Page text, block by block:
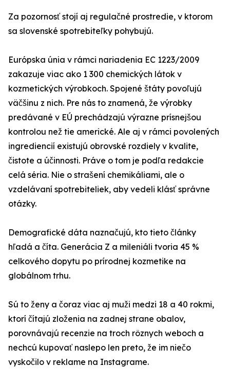
Za pozornosť stojí aj regulačné prostredie, v ktorom
sa slovenské spotrebiteľky pohybujú.
Európska únia v rámci nariadenia EC 1223/2009
zakazuje viac ako 1 300 chemických látok v
kozmetických výrobkoch. Spojené štáty povoľujú
väčšinu z nich. Pre nás to znamená, že výrobky
predávané v EÚ prechádzajú výrazne prísnejšou
kontrolou než tie americké. Ale aj v rámci povolených
ingrediencií existujú obrovské rozdiely v kvalite,
čistote a účinnosti. Práve o tom je podľa redakcie
celá séria. Nie o strašení chemikáliami, ale o
vzdelávaní spotrebiteliek, aby vedeli klásť správne
otázky.
Demografické dáta naznačujú, kto tieto články
hľadá a číta. Generácia Z a mileniáli tvoria 45 %
celkového dopytu po prírodnej kozmetike na
globálnom trhu.
Sú to ženy a čoraz viac aj muži medzi 18 a 40 rokmi,
ktorí čítajú zloženia na zadnej strane obalov,
porovnávajú recenzie na troch rôznych weboch a
nechcú kupovať naslepo len preto, že im niečo
vyskočilo v reklame na Instagrame.